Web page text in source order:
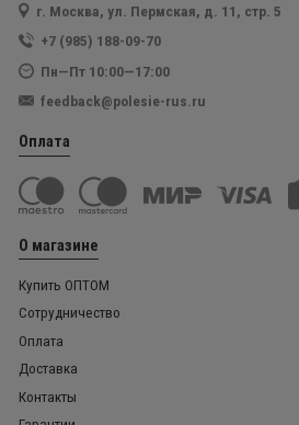
г. Москва, ул. Пермская, д. 11, стр. 5
+7 (985) 188-09-70
Пн—Пт 10:00—17:00
feedback@polesie-rus.ru
Оплата
О магазине
Купить ОПТОМ
Сотрудничество
Оплата
Доставка
Контакты